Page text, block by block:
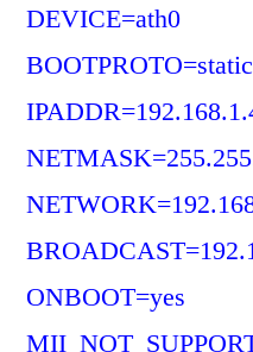
DEVICE=ath0
BOOTPROTO=static
ONBOOT=yes